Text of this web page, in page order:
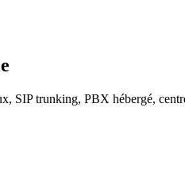
SIP trunking, PBX hébergé,